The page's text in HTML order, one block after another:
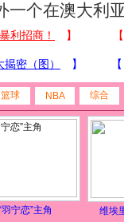
一个在澳大利
篮球 NBA 综合
羽宁恋”主角 维埃